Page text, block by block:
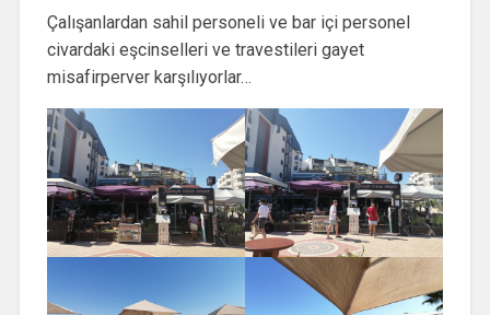
Çalışanlardan sahil personeli ve bar içi personel
civardaki eşcinselleri ve travestileri gayet
misafirperver karşılıyorlar…